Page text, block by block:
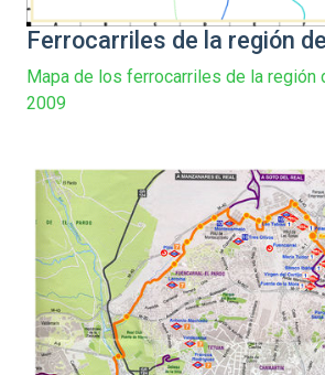
Ferrocarriles de la región
Mapa de los ferrocarriles de la región
2009